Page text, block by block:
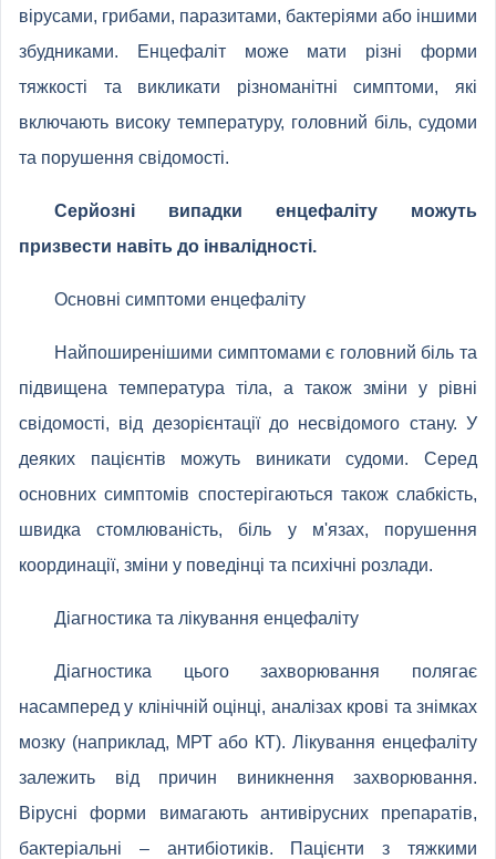
вірусами, грибами, паразитами, бактеріями або іншими
збудниками. Енцефаліт може мати різні форми
тяжкості та викликати різноманітні симптоми, які
включають високу температуру, головний біль, судоми
та порушення свідомості.
Серйозні випадки енцефаліту можуть
призвести навіть до інвалідності.
Основні симптоми енцефаліту
Найпоширенішими симптомами є головний біль та
підвищена температура тіла, а також зміни у рівні
свідомості, від дезорієнтації до несвідомого стану. У
деяких пацієнтів можуть виникати судоми. Серед
основних симптомів спостерігаються також слабкість,
швидка стомлюваність, біль у м'язах, порушення
координації, зміни у поведінці та психічні розлади.
Діагностика та лікування енцефаліту
Діагностика цього захворювання полягає
насамперед у клінічній оцінці, аналізах крові та знімках
мозку (наприклад, МРТ або КТ). Лікування енцефаліту
залежить від причин виникнення захворювання.
Вірусні форми вимагають антивірусних препаратів,
бактеріальні – антибіотиків. Пацієнти з тяжкими